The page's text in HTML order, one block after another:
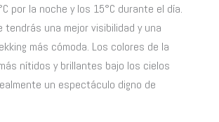
por la noche y los 15°C durante el día.
tendrás una mejor visibilidad y una
más cómoda. Los colores de la
nítidos y brillantes bajo los cielos
un espectáculo digno de